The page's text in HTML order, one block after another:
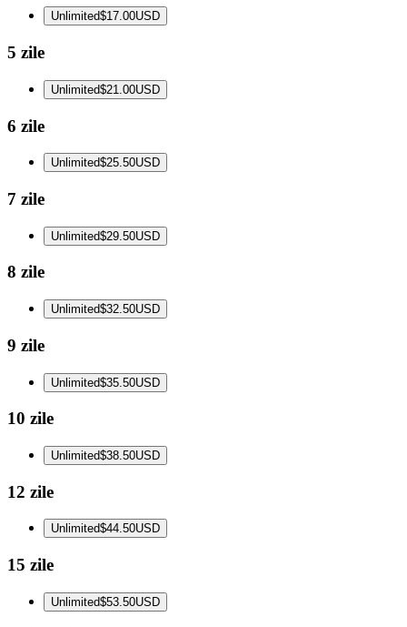
Unlimited$17.00USD
5 zile
Unlimited$21.00USD
6 zile
Unlimited$25.50USD
7 zile
Unlimited$29.50USD
8 zile
Unlimited$32.50USD
9 zile
Unlimited$35.50USD
10 zile
Unlimited$38.50USD
12 zile
Unlimited$44.50USD
15 zile
Unlimited$53.50USD